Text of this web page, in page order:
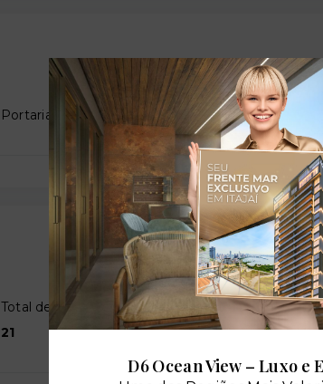
Portaria
Total de andares:
21
D6 Ocean View – Luxo e